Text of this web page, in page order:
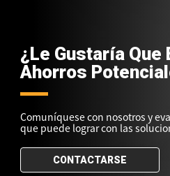
¿Le Gustaría Que
Ahorros
Comuníquese con nosotros y
que puede lograr con las
CONTACTARSE